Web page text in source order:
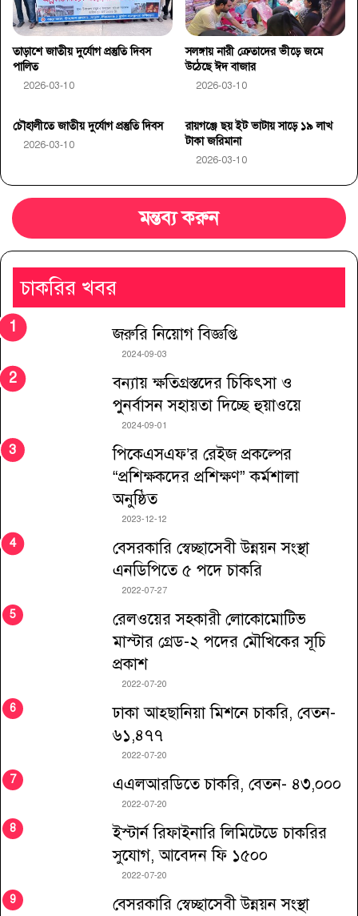
তাড়াশে জাতীয় দুর্যোগ প্রস্তুতি দিবস
পালিত
2026-03-10
সলঙ্গায় নারী ক্রেতাদের ভীড়ে জমে
উঠেছে ঈদ বাজার
2026-03-10
চৌহালীতে জাতীয় দুর্যোগ প্রস্তুতি দিবস
2026-03-10
রায়গঞ্জে ছয় ইট ভাটায় সাড়ে ১৯ লাখ
টাকা জরিমানা
2026-03-10
মন্তব্য করুন
চাকরির খবর
জরুরি নিয়োগ বিজ্ঞপ্তি
2024-09-03
বন্যায় ক্ষতিগ্রস্তদের চিকিৎসা ও
পুনর্বাসন সহায়তা দিচ্ছে হুয়াওয়ে
2024-09-01
পিকেএসএফ’র রেইজ প্রকল্পের
“প্রশিক্ষকদের প্রশিক্ষণ” কর্মশালা
অনুষ্ঠিত
2023-12-12
বেসরকারি স্বেচ্ছাসেবী উন্নয়ন সংস্থা
এনডিপিতে ৫ পদে চাকরি
2022-07-27
রেলওয়ের সহকারী লোকোমোটিভ
মাস্টার গ্রেড-২ পদের মৌখিকের সূচি
প্রকাশ
2022-07-20
ঢাকা আহ্ছানিয়া মিশনে চাকরি, বেতন-
৬১,৪৭৭
2022-07-20
এএলআরডিতে চাকরি, বেতন- ৪৩,০০০
2022-07-20
ইস্টার্ন রিফাইনারি লিমিটেডে চাকরির
সুযোগ, আবেদন ফি ১৫০০
2022-07-20
বেসরকারি স্বেচ্ছাসেবী উন্নয়ন সংস্থা